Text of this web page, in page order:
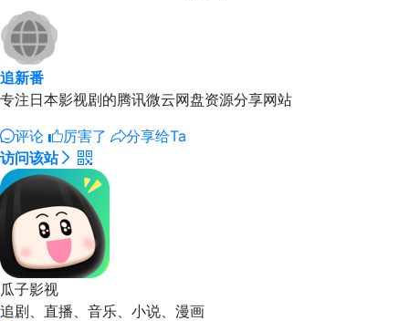
追新番
专注日本影视剧的腾讯微云网盘资源分享网站
评论
厉害了
分享给Ta
访问该站
瓜子影视
追剧、直播、音乐、小说、漫画